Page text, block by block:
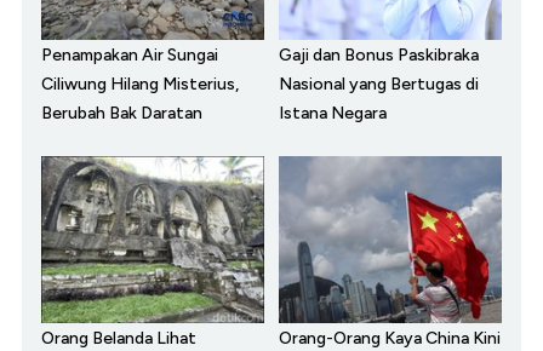
Penampakan Air Sungai
Ciliwung Hilang Misterius,
Berubah Bak Daratan
Gaji dan Bonus Paskibraka
Nasional yang Bertugas di
Istana Negara
Orang Belanda Lihat
Orang-Orang Kaya China Kini